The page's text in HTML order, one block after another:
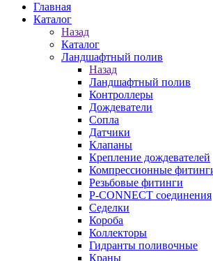
Главная
Каталог
Назад
Каталог
Ландшафтный полив
Назад
Ландшафтный полив
Контроллеры
Дождеватели
Сопла
Датчики
Клапаны
Крепление дождевателей
Компрессионные
Резьбовые фитинги
P-CONNECT соединения
Седелки
Короба
Коллекторы
Гидранты поливочные
Краны